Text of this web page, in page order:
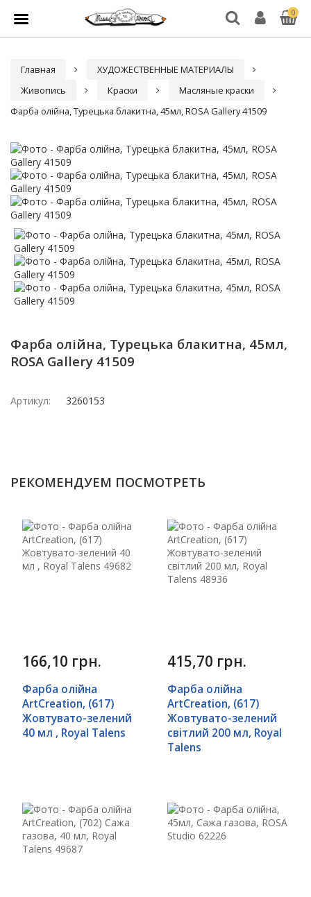
0
Главная
ХУДОЖЕСТВЕННЫЕ МАТЕРИАЛЫ
Живопись
Краски
Масляные краски
Фарба олійна, Турецька блакитна, 45мл, ROSA Gallery 41509
Фарба олійна, Турецька блакитна, 45мл,
ROSA Gallery 41509
Артикул: 3260153
РЕКОМЕНДУЕМ ПОСМОТРЕТЬ
166,10 грн.
Фарба олійна
ArtCreation, (617)
Жовтувато-зелений
40 мл , Royal Talens
415,70 грн.
Фарба олійна
ArtCreation, (617)
Жовтувато-зелений
світлий 200 мл, Royal
Talens